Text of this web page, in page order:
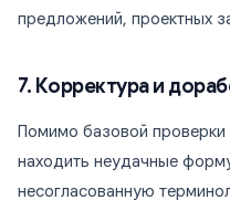
предложений, проектных
7. Корректура и
Помимо базовой
находить неудачные
несогласованную